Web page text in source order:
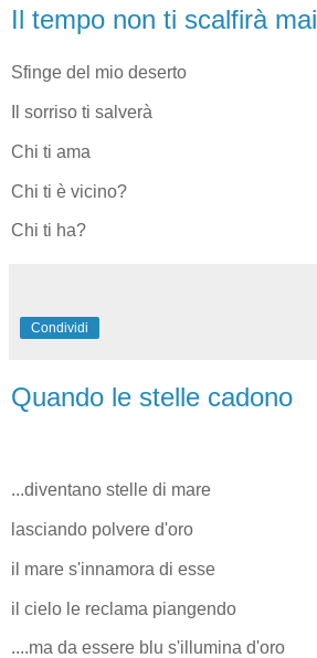
Il tempo non ti scalfirà mai
Sfinge del mio deserto
Il sorriso ti salverà
Chi ti ama
Chi ti è vicino?
Chi ti ha?
Condividi
Quando le stelle cadono
...diventano stelle di mare
lasciando polvere d'oro
il mare s'innamora di esse
il cielo le reclama piangendo
....ma da essere blu s'illumina d'oro